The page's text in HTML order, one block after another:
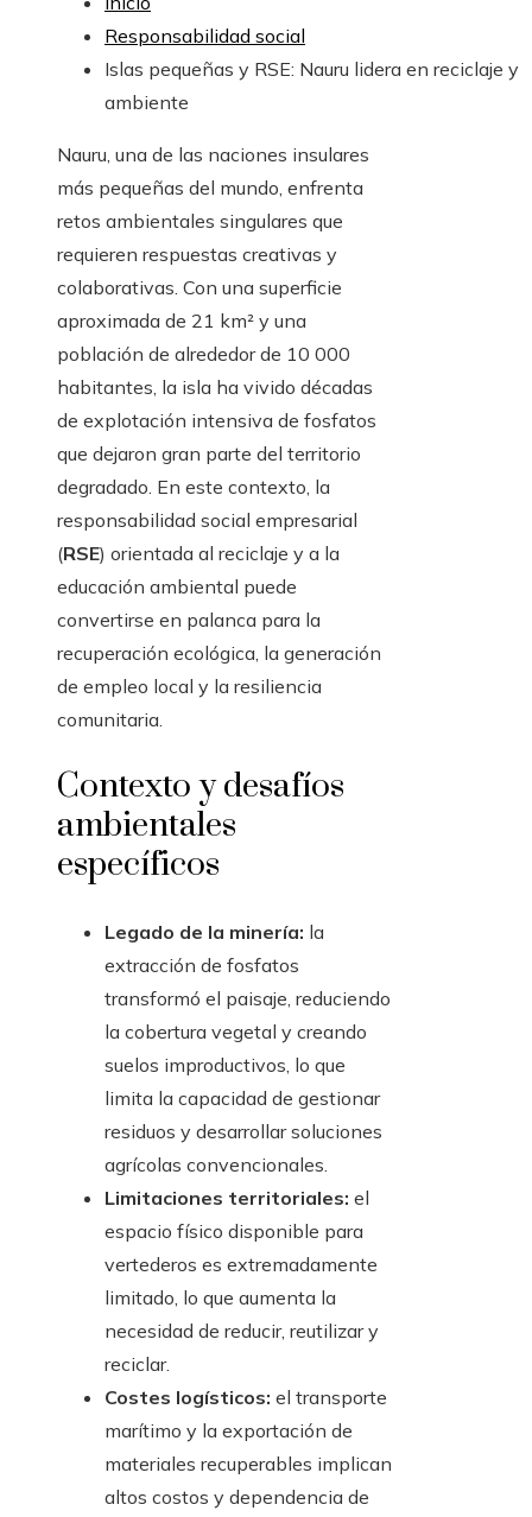
Responsabilidad social
Islas pequeñas y RSE: Nauru lidera en reciclaje y
ambiente
Nauru, una de las naciones insulares
más pequeñas del mundo, enfrenta
retos ambientales singulares que
requieren respuestas creativas y
colaborativas. Con una superficie
aproximada de 21 km² y una
población de alrededor de 10 000
habitantes, la isla ha vivido décadas
de explotación intensiva de fosfatos
que dejaron gran parte del territorio
degradado. En este contexto, la
responsabilidad social empresarial
(RSE) orientada al reciclaje y a la
educación ambiental puede
convertirse en palanca para la
recuperación ecológica, la generación
de empleo local y la resiliencia
comunitaria.
Contexto y desafíos
ambientales
específicos
Legado de la minería: la
extracción de fosfatos
transformó el paisaje, reduciendo
la cobertura vegetal y creando
suelos improductivos, lo que
limita la capacidad de gestionar
residuos y desarrollar soluciones
agrícolas convencionales.
Limitaciones territoriales: el
espacio físico disponible para
vertederos es extremadamente
limitado, lo que aumenta la
necesidad de reducir, reutilizar y
reciclar.
Costes logísticos: el transporte
marítimo y la exportación de
materiales recuperables implican
altos costos y dependencia de